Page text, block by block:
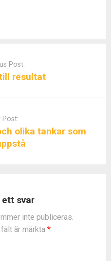
Post:
resultat
Post:
olika tankar som
ett svar
inte publiceras.
är märkta *